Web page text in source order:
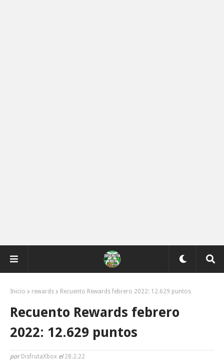
Inicio rewards Recuento Rewards febrero 2022: 12.629 puntos
Recuento Rewards febrero
2022: 12.629 puntos
por DisfrutaXbox el28.2.22